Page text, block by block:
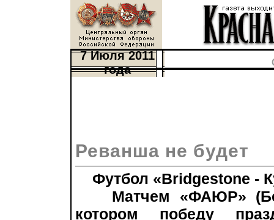
7 Июля 2011
года
Реванша не будет
Футбол «Bridgestone -
Матчем «ФАЮР»
котором победу